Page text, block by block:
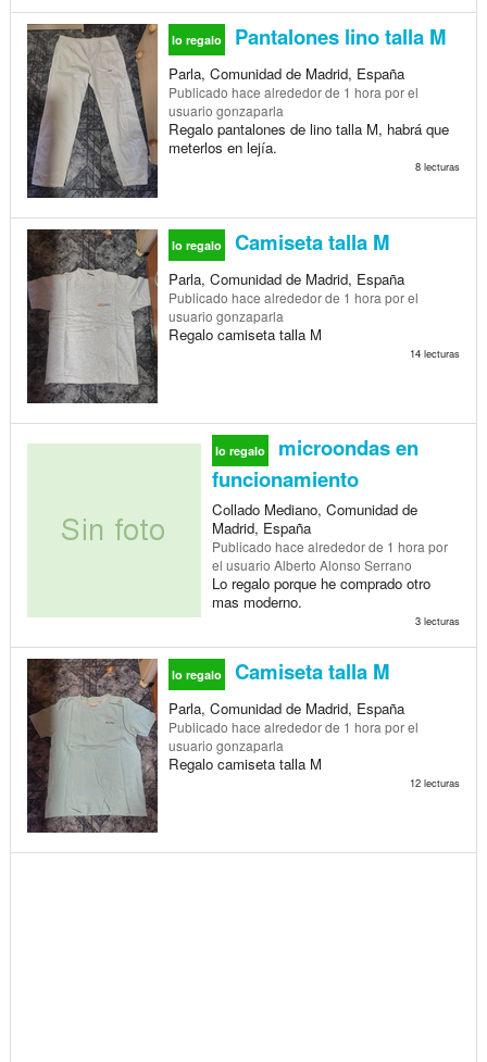
lo regalo Pantalones lino talla M
Parla, Comunidad de Madrid, España
Publicado hace alrededor de 1 hora por el
usuario gonzaparla
Regalo pantalones de lino talla M, habrá que
meterlos en lejía.
8 lecturas
lo regalo Camiseta talla M
Parla, Comunidad de Madrid, España
Publicado hace alrededor de 1 hora por el
usuario gonzaparla
Regalo camiseta talla M
14 lecturas
lo regalo
microondas en
funcionamiento
Collado Mediano, Comunidad de
Madrid, España
Publicado hace alrededor de 1 hora por
el usuario Alberto Alonso Serrano
Lo regalo porque he comprado otro
mas moderno.
3 lecturas
lo regalo Camiseta talla M
Parla, Comunidad de Madrid, España
Publicado hace alrededor de 1 hora por el
usuario gonzaparla
Regalo camiseta talla M
12 lecturas